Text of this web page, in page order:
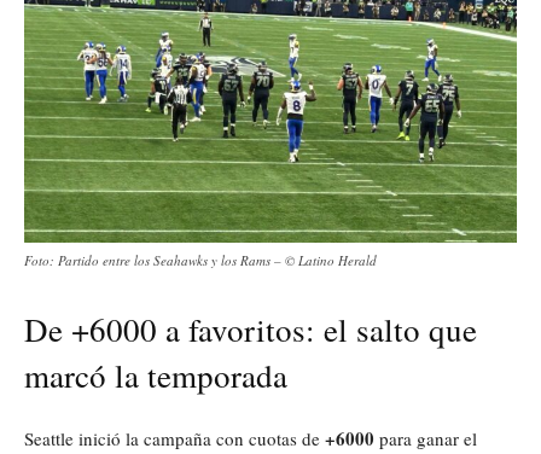
Foto: Partido entre los Seahawks y los Rams – ©️ Latino Herald
De +6000 a favoritos: el salto que
marcó la temporada
Seattle inició la campaña con cuotas de +6000 para ganar el